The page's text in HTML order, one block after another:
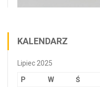
KALENDARZ
Lipiec 2025
P W Ś